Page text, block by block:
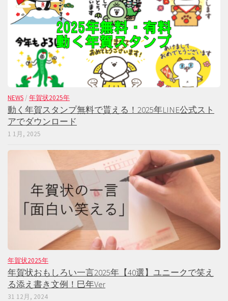
NEWS / 年賀状2025年
動く年賀スタンプ無料で貰える！2025年LINE公式スト
アでダウンロード
1 1月, 2025
年賀状2025年
年賀状おもしろい一言2025年【40選】ユニークで笑え
る添え書き文例！巳年Ver
31 12月, 2024